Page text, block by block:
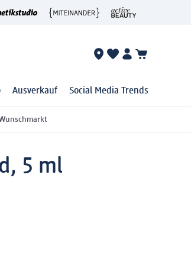
Ausverkauf Social Media Trends
5 ml